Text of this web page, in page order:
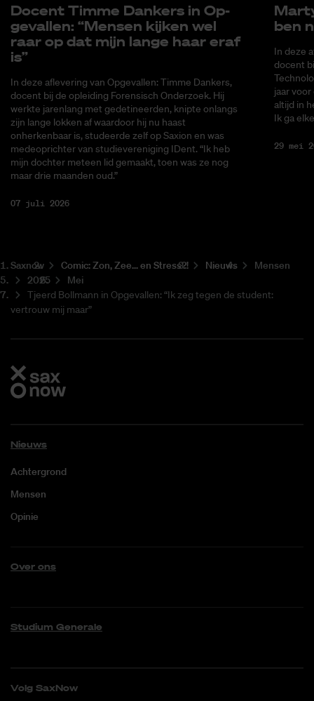
Do­cent Tim­me Dankers in Op­
ge­val­len: “Men­sen kij­ken wel
raar op dat mijn lan­ge haar eraf
is”
In deze aflevering van Opgevallen: Timme Dankers,
docent bij de opleiding Forensisch Onderzoek. Hij
werkte jarenlang met gedetineerden, knipte onlangs
zijn lange lokken af waardoor hij nu haast
onherkenbaar is, studeerde zelf op Saxion en was
medeoprichter van studievereniging IDent. “Ik heb
mijn dochter meteen lid gemaakt, toen was ze nog
maar drie maanden oud.”
07 juli 2026
ben
In deze
docent
jaar
altijd in
Ik ga
29 mei
Saxnow Co­mic: Zon, Zee... en Stress?! Nieuws
Mensen
2025
Mei
Tjeerd Bollmann in Opgevallen: “Ik zeg tegen de student:
vertrouw mij maar”
Nieuws
Achtergrond
Mensen
Opinie
Over ons
Studium Generale
Volg SaxNow